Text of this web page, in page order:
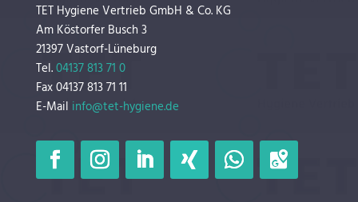
TET Hygiene Vertrieb GmbH & Co. KG
Am Köstorfer Busch 3
21397 Vastorf-Lüneburg
Tel.04137 813 71 0
Fax 04137 813 71 11
E-Mail info@tet-hygiene.de